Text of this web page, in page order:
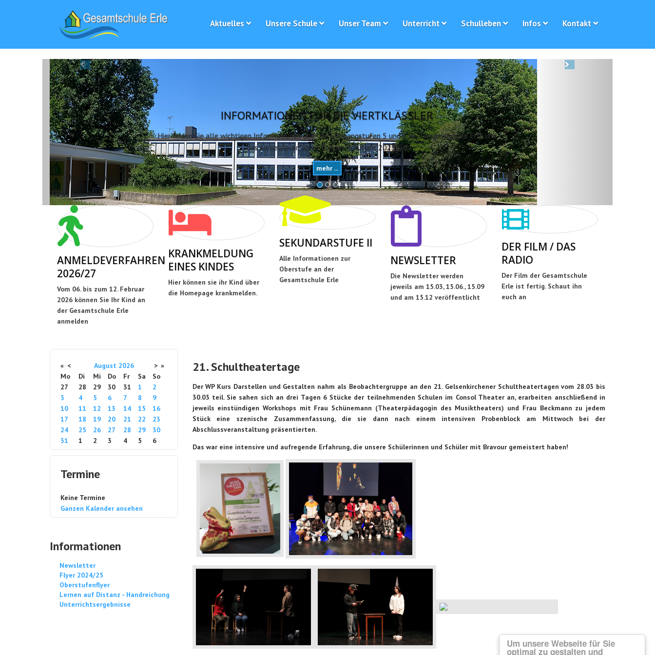
Um unsere Webseite für Sie
optimal zu gestalten und
Aktuelles Unsere Schule Unser Team Unterricht Schulleben Infos Kontakt
INFORMATIONEN FÜR DIE VIERTKLÄSSLER
Hier finden Sie alle wichtigen Informationen über die Jahrgangstufen 5 und 6 der Gesamtschule Erle und
das Anmeldeverfahren für das Schuljahr 2025/26
mehr ...
Previous Next
ANMELDEVERFAHREN
2026/27
Vom 06. bis zum 12. Februar
2026 können Sie Ihr Kind an
der Gesamtschule Erle
anmelden
KRANKMELDUNG
EINES KINDES
Hier können sie ihr Kind über
die Homepage krankmelden.
SEKUNDARSTUFE II
Alle Informationen zur
Oberstufe an der
Gesamtschule Erle
NEWSLETTER
Die Newsletter werden
jeweils am 15.03, 15.06., 15.09
und am 15.12 veröffentlicht
DER FILM / DAS
RADIO
Der Film der Gesamtschule
Erle ist fertig. Schaut ihn
euch an
« < August 2026 > »
Mo
Di Mi Do Fr Sa
So
27
28 29 30 31 1
2
3
4 5 6 7 8
9
10
11 12 13 14 15
16
17
18 19 20 21 22
23
24
25 26 27 28 29
30
31
1 2 3 4 5 6
Termine
Keine Termine
Ganzen Kalender ansehen
Informationen
Newsletter
Flyer 2024/25
Oberstufenflyer
Lernen auf Distanz - Handreichung
Unterrichtsergebnisse
21. Schultheatertage
Der WP Kurs Darstellen und Gestalten nahm als Beobachtergruppe an den 21. Gelsenkirchener Schultheatertagen vom 28.03 bis
30.03 teil. Sie sahen sich an drei Tagen 6 Stücke der teilnehmenden Schulen im Consol Theater an, erarbeiten anschließend in
jeweils einstündigen Workshops mit Frau Schünemann (Theaterpädagogin des Musiktheaters) und Frau Beckmann zu jedem
Stück eine szenische Zusammenfassung, die sie dann nach einem intensiven Probenblock am Mittwoch bei der
Abschlussveranstaltung präsentierten.
Das war eine intensive und aufregende Erfahrung, die unsere Schülerinnen und Schüler mit Bravour gemeistert haben!